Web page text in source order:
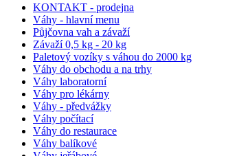
KONTAKT - prodejna
Váhy - hlavní menu
Půjčovna vah a závaží
Závaží 0,5 kg - 20 kg
Paletový vozíky s váhou do 2000 kg
Váhy do obchodu a na trhy
Váhy laboratorní
Váhy pro lékárny
Váhy - předvážky
Váhy počítací
Váhy do restaurace
Váhy balíkové